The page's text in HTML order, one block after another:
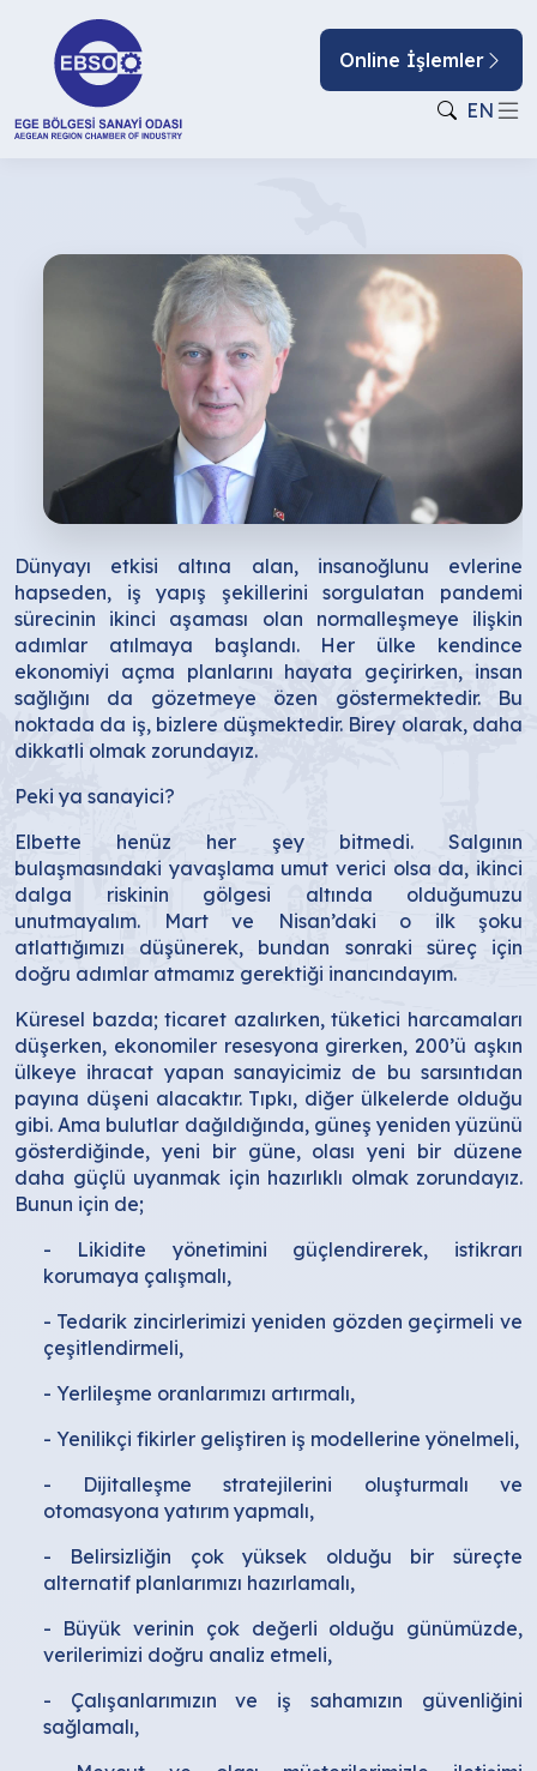
Online İşlemler
EN
NORMAL”
HAZIR
MIYIZ?
Dünyayı etkisi altına alan, insanoğlunu evlerine
hapseden, iş yapış şekillerini sorgulatan pandemi
sürecinin ikinci aşaması olan normalleşmeye ilişkin
adımlar atılmaya başlandı. Her ülke kendince
ekonomiyi açma planlarını hayata geçirirken, insan
sağlığını da gözetmeye özen göstermektedir. Bu
noktada da iş, bizlere düşmektedir. Birey olarak, daha
dikkatli olmak zorundayız.
Peki ya sanayici?
Elbette henüz her şey bitmedi. Salgının
bulaşmasındaki yavaşlama umut verici olsa da, ikinci
dalga riskinin gölgesi altında olduğumuzu
unutmayalım. Mart ve Nisan’daki o ilk şoku
atlattığımızı düşünerek, bundan sonraki süreç için
doğru adımlar atmamız gerektiği inancındayım.
Küresel bazda; ticaret azalırken, tüketici harcamaları
düşerken, ekonomiler resesyona girerken, 200’ü aşkın
ülkeye ihracat yapan sanayicimiz de bu sarsıntıdan
payına düşeni alacaktır. Tıpkı, diğer ülkelerde olduğu
gibi. Ama bulutlar dağıldığında, güneş yeniden yüzünü
gösterdiğinde, yeni bir güne, olası yeni bir düzene
daha güçlü uyanmak için hazırlıklı olmak zorundayız.
Bunun için de;
- Likidite yönetimini güçlendirerek, istikrarı
korumaya çalışmalı,
- Tedarik zincirlerimizi yeniden gözden geçirmeli ve
çeşitlendirmeli,
- Yerlileşme oranlarımızı artırmalı,
- Yenilikçi fikirler geliştiren iş modellerine yönelmeli,
- Dijitalleşme stratejilerini oluşturmalı ve
otomasyona yatırım yapmalı,
- Belirsizliğin çok yüksek olduğu bir süreçte
alternatif planlarımızı hazırlamalı,
- Büyük verinin çok değerli olduğu günümüzde,
verilerimizi doğru analiz etmeli,
- Çalışanlarımızın ve iş sahamızın güvenliğini
sağlamalı,